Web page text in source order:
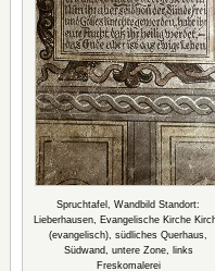
Spruchtafel, Wandbild Standort:
Lieberhausen, Evangelische Kirche
(evangelisch), südliches Querhaus,
Südwand, untere Zone, links
Freskomalerei